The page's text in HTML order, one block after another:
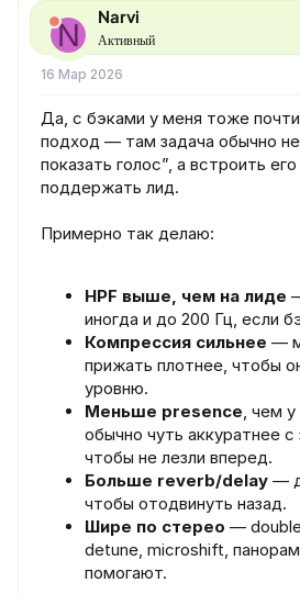
N
Narvi
Активный
16 Мар 2026
Да, с бэками у меня тоже
подход — там задача обычно не
показать голос”, а встроить
поддержать лид.
Примерно так делаю:
HPF выше, чем на лиде
иногда и до 200 Гц, если
Компрессия сильнее —
прижать плотнее, чтобы
уровню.
Меньше presence, чем
обычно чуть аккуратнее с
чтобы не лезли вперед.
Больше reverb/delay —
чтобы отодвинуть назад.
Шире по стерео —
detune, microshift,
помогают.